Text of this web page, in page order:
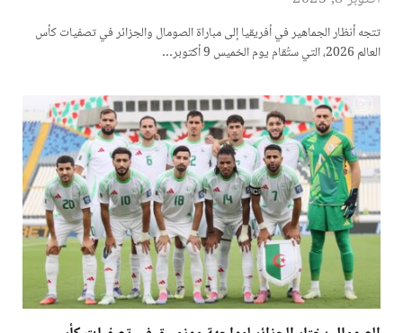
تتجه أنظار الجماهير في أفريقيا إلى مباراة الصومال والجزائر في تصفيات كأس
العالم 2026، التي ستُقام يوم الخميس 9 أكتوبر…